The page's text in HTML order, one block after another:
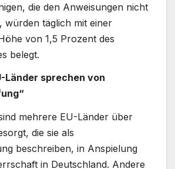
die den Anweisungen nicht
würden täglich mit einer
von 1,5 Prozent des
belegt.
Länder sprechen von
mehrere EU-Länder über
die sie als
beschreiben, in Anspielung
in Deutschland. Andere